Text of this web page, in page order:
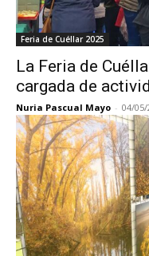
Feria de Cuéllar 2025
La Feria de
cargada de
Nuria Pascual Mayo - 04/05/